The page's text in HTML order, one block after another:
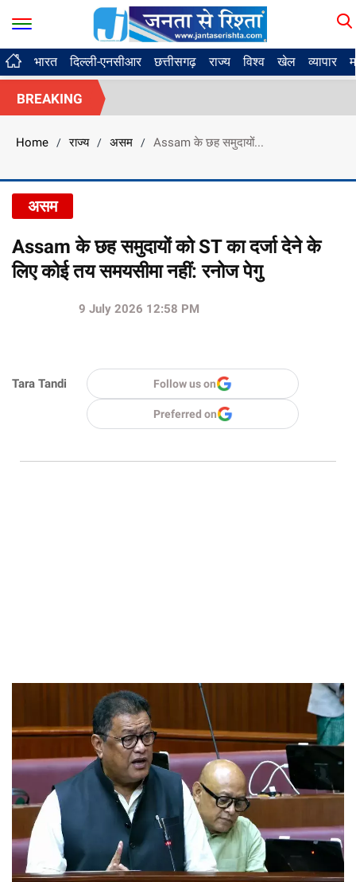
भारत दिल्ली-एनसीआर छत्तीसगढ़ राज्य विश्व खेल व्यापार
BREAKING
Home / राज्य / असम / Assam के छह समुदायों...
असम
Assam के छह समुदायों को ST का दर्जा देने के
लिए कोई तय समयसीमा नहीं: रनोज पेगु
Tara Tandi
9 July 2026 12:58 PM
Follow us on
Preferred on